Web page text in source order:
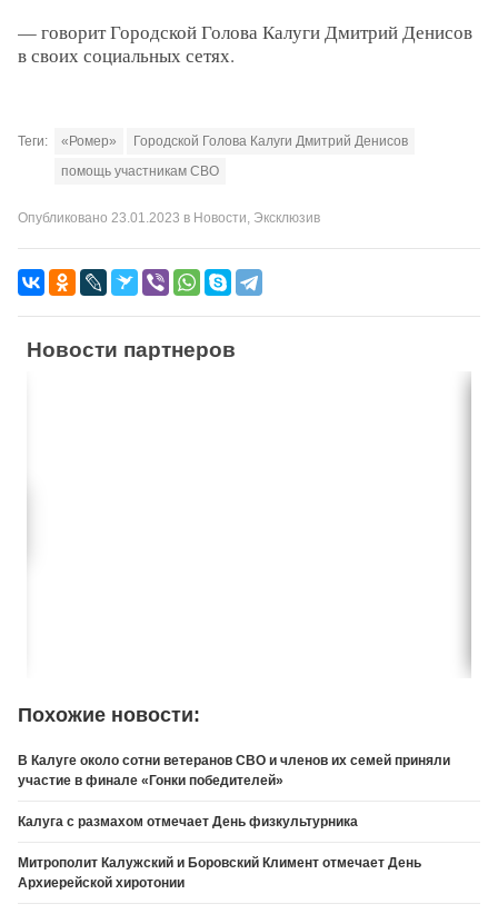
— говорит Городской Голова Калуги Дмитрий Денисов
в своих социальных сетях.
Теги: «Ромер»
Городской Голова Калуги Дмитрий Денисов
помощь участникам СВО
Опубликовано 23.01.2023 в Новости, Эксклюзив
Новости партнеров
Похожие новости:
В Калуге около сотни ветеранов СВО и членов их семей приняли
участие в финале «Гонки победителей»
Калуга с размахом отмечает День физкультурника
Митрополит Калужский и Боровский Климент отмечает День
Архиерейской хиротонии